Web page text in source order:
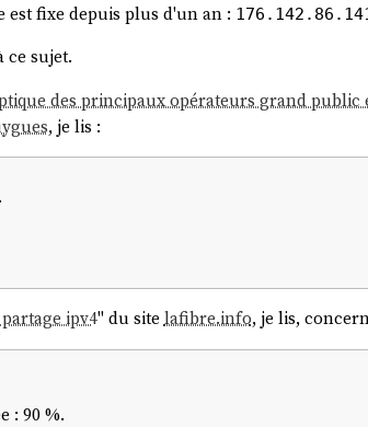
est fixe depuis plus d'un an :
ce sujet.
des principaux opérateurs grand public
, je lis :
ipv4" du sitelafibre.info, je lis,
: 90 %.